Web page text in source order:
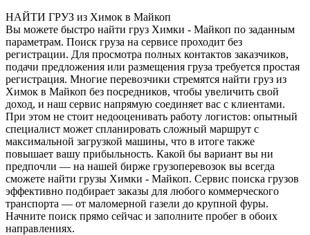
НАЙТИ ГРУЗ из Химок в Майкоп
Вы можете быстро найти груз Химки - Майкоп по заданным
параметрам. Поиск груза на сервисе проходит без
регистрации. Для просмотра полных контактов заказчиков,
подачи предложения или размещения груза требуется простая
регистрация. Многие перевозчики стремятся найти груз из
Химок в Майкоп без посредников, чтобы увеличить свой
доход, и наш сервис напрямую соединяет вас с клиентами.
При этом не стоит недооценивать работу логистов: опытный
специалист может спланировать сложный маршрут с
максимальной загрузкой машины, что в итоге также
повышает вашу прибыльность. Какой бы вариант вы ни
предпочли — на нашей бирже грузоперевозок вы всегда
сможете найти грузы Химки - Майкоп. Сервис поиска грузов
эффективно подбирает заказы для любого коммерческого
транспорта — от маломерной газели до крупной фуры.
Начните поиск прямо сейчас и заполните пробег в обоих
направлениях.